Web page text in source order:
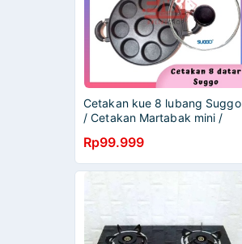
Cetakan kue 8 lubang Suggo
/ Cetakan Martabak mini /
Rp99.999